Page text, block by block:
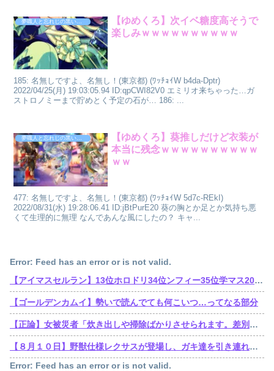
夢職人と忘れじの黒い妖精
【ゆめくろ】次イベ糖度高そうで
楽しみｗｗｗｗｗｗｗｗｗｗ
185: 名無しですよ、名無し！(東京都) (ﾜｯﾁｮｲW b4da-Dptr)
2022/04/25(月) 19:03:05.94 ID:qpCWI82V0 エミリオ来ちゃった…ガ
ストロノミーまで貯めとく予定の石が… 186: ...
夢職人と忘れじの黒い妖精
【ゆめくろ】葵推しだけど衣装が
本当に残念ｗｗｗｗｗｗｗｗｗｗ
ｗｗ
477: 名無しですよ、名無し！(東京都) (ﾜｯﾁｮｲW 5d7c-REkI)
2022/08/31(水) 19:28:06.41 ID:jBtPurE20 葵の胸とか足とか気持ち悪
くて生理的に無理 なんであんな風にしたの？ キャ...
Error: Feed has an error or is not valid.
【アイマスセルラン】13位ホロドリ34位ンフィー35位学マス203位シャニソン403位アズールレーン404位ミリシタ517位デレステ
【ゴールデンカムイ】勢いで読んでても何こいつ…ってなる部分
【正論】女被災者「炊き出しや掃除ばかりさせられます。差別ですよね？」
【８月１０日】野獣仕様レクサスが登場し、ガキ達を引き連れてハーメルンの笛吹き状態となる （※動画あり）
Error: Feed has an error or is not valid.